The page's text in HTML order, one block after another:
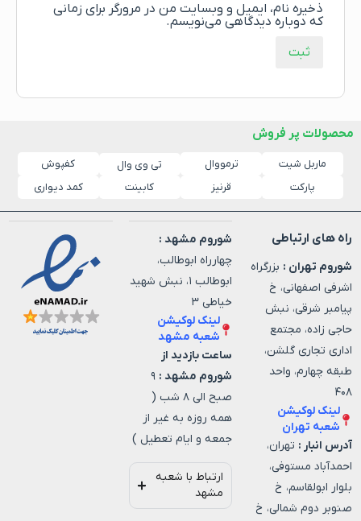
ذخیره نام، ایمیل و وبسایت من در مرورگر برای زمانی
که دوباره دیدگاهی می‌نویسم.
محصولات پر فروش
ماربل شیت ترمووال تی وی وال
کفپوش
پارکت
قرنیز کابینت کمد دیواری
راه های ارتباطی
شوروم تهران : بزرگراه
اشرفی اصفهانی، خ
پیامبر شرقی، نبش
حاجی زاده، مجتمع
اداری تجاری گلشن،
طبقه چهارم، واحد
۴۰۸
لینک لوکیشن
شعبه تهران
آدرس انبار : تهران،
احمدآباد مستوفی،
بلوار ابولقاسم، خ
صنوبر دوم شمالی، خ
شوروم مشهد :
چهارراه ابوطالب،
ابوطالب ۱، نبش شهید
خیاطی ۳
لینک لوکیشن
شعبه مشهد
ساعت بازدید از
شوروم مشهد : ۹
صبح الی ۸ شب (
همه روزه به غیر از
جمعه و ایام تعطیل )
ارتباط با شعبه
مشهد